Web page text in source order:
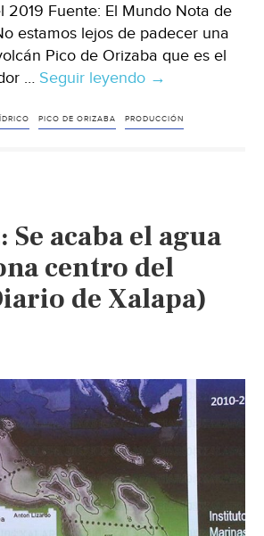
2019 Fuente: El Mundo Nota de
estamos lejos de padecer una
Pico de Orizaba que es el
… Seguir leyendo Padece
de
Mundo)
→
PICO DE ORIZABA PRODUCCIÓN
acaba el agua
centro del
de Xalapa)